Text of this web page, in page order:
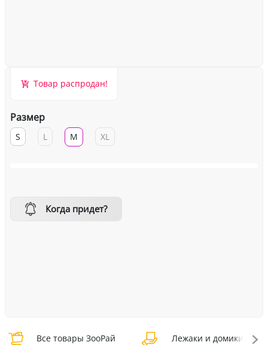
Товар распродан!
Размер
S L M XL
Когда придет?
Все товары ЗооРай Лежаки и домики